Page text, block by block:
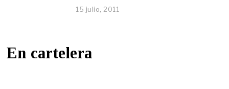
15 julio, 2011
En cartelera